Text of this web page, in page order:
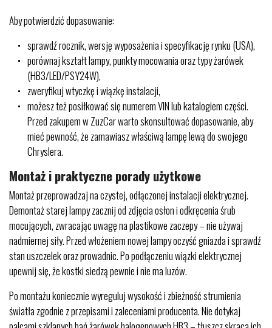
Aby potwierdzić dopasowanie:
sprawdź rocznik, wersję wyposażenia i specyfikację rynku (USA),
porównaj kształt lampy, punkty mocowania oraz typy żarówek
(HB3/LED/PSY24W),
zweryfikuj wtyczkę i wiązkę instalacji,
możesz też posiłkować się numerem VIN lub katalogiem części.
Przed zakupem w ZuzCar warto skonsultować dopasowanie, aby
mieć pewność, że zamawiasz właściwą lampę lewą do swojego
Chryslera.
Montaż i praktyczne porady użytkowe
Montaż przeprowadzaj na czystej, odłączonej instalacji elektrycznej.
Demontaż starej lampy zacznij od zdjęcia osłon i odkręcenia śrub
mocujących, zwracając uwagę na plastikowe zaczepy – nie używaj
nadmiernej siły. Przed włożeniem nowej lampy oczyść gniazda i sprawdź
stan uszczelek oraz prowadnic. Po podłączeniu wiązki elektrycznej
upewnij się, że kostki siedzą pewnie i nie ma luzów.
Po montażu koniecznie wyreguluj wysokość i zbieżność strumienia
światła zgodnie z przepisami i zaleceniami producenta. Nie dotykaj